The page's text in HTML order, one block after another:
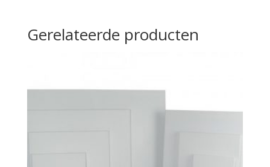
Gerelateerde producten